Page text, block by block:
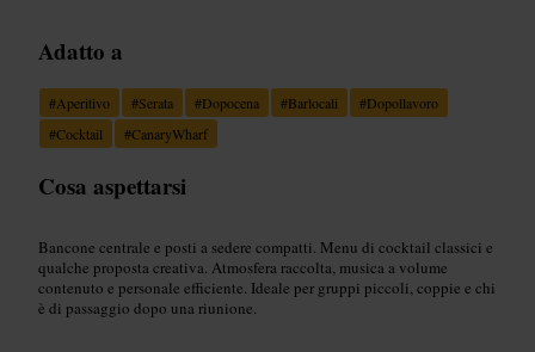
Adatto a
#Aperitivo #Serata #Dopocena #Barlocali #Dopollavoro
#Cocktail #CanaryWharf
Cosa aspettarsi
Bancone centrale e posti a sedere compatti. Menu di cocktail classici e
qualche proposta creativa. Atmosfera raccolta, musica a volume
contenuto e personale efficiente. Ideale per gruppi piccoli, coppie e chi
è di passaggio dopo una riunione.